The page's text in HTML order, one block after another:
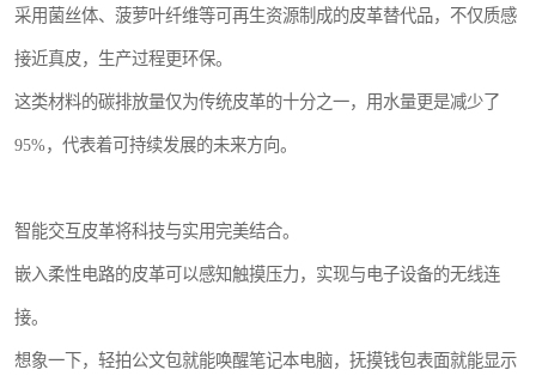
采用菌丝体、菠萝叶纤维等可再生资源制成的皮革替代品，不仅质感
接近真皮，生产过程更环保。
这类材料的碳排放量仅为传统皮革的十分之一，用水量更是减少了
95%，代表着可持续发展的未来方向。
智能交互皮革将科技与实用完美结合。
嵌入柔性电路的皮革可以感知触摸压力，实现与电子设备的无线连
接。
想象一下，轻拍公文包就能唤醒笔记本电脑，抚摸钱包表面就能显示